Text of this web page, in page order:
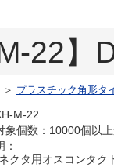
M-22
＞ プラスチック角形タ
M-22
象個数：10000個以
クタ用オスコンタク